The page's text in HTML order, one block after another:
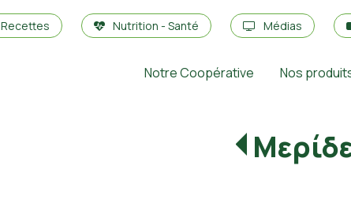
Recettes Nutrition - Santé Médias
Notre Coopérative Nos